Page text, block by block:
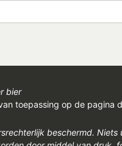
bier
toepassing op de pagina
beschermd.